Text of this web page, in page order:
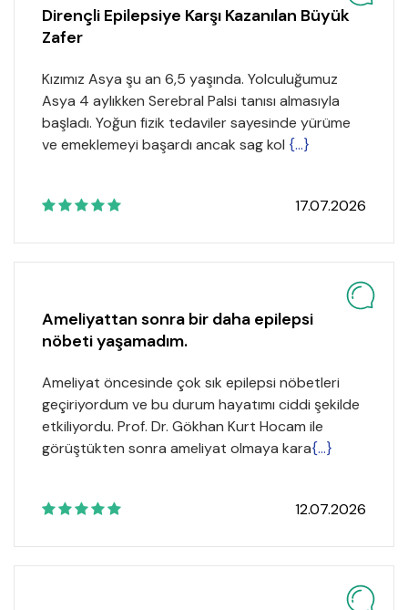
Dirençli Epilepsiye Karşı Kazanılan Büyük
Zafer
Kızımız Asya şu an 6,5 yaşında. Yolculuğumuz
Asya 4 aylıkken Serebral Palsi tanısı almasıyla
başladı. Yoğun fizik tedaviler sayesinde yürüme
ve emeklemeyi başardı ancak sag kol {...}
17.07.2026
Ameliyattan sonra bir daha epilepsi
nöbeti yaşamadım.
Ameliyat öncesinde çok sık epilepsi nöbetleri
geçiriyordum ve bu durum hayatımı ciddi şekilde
etkiliyordu. Prof. Dr. Gökhan Kurt Hocam ile
görüştükten sonra ameliyat olmaya kara{...}
12.07.2026